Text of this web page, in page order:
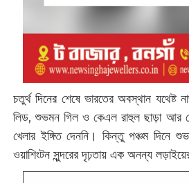
চতুর্থ দিনের শেষে ভারতের অবস্থান যথেষ্ট
লিড, শুভমন গিল ও কেএল রাহুল ছাড়া আর
খেলার ইঙ্গিত দেননি। কিন্তু পঞ্চম দিনে
ওয়াশিংটন সুন্দরের দৃঢ়তায় এক অনন্য